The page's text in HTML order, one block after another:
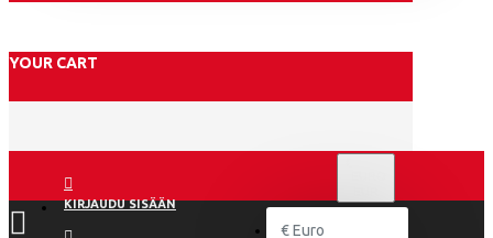
YOUR CART
KIRJAUDU SISÄÄN
€ Euro